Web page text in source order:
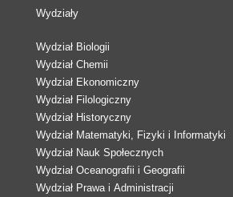
Wydziały
Wydział Biologii
Wydział Chemii
Wydział Ekonomiczny
Wydział Filologiczny
Wydział Historyczny
Wydział Matematyki, Fizyki i Informatyki
Wydział Nauk Społecznych
Wydział Oceanografii i Geografii
Wydział Prawa i Administracji